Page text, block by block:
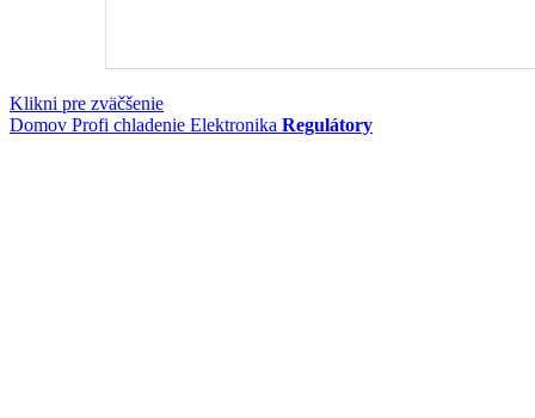
Klikni pre zväčšenie
Domov Profi chladenie Elektronika Regulátory